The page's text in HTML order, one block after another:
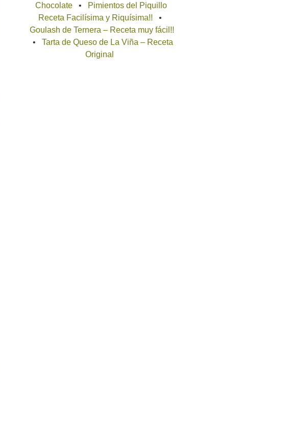
Chocolate
Pimientos del Piquillo
Receta Facilísima y Riquísima!!
Goulash de Ternera – Receta muy fácil!!
Tarta de Queso de La Viña – Receta
Original